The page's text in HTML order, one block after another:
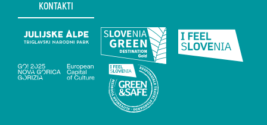
KONTAKTI